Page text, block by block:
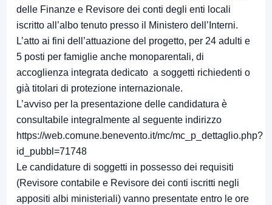
delle Finanze e Revisore dei conti degli enti locali
iscritto all’albo tenuto presso il Ministero dell’Interni.
L’atto ai fini dell’attuazione del progetto, per 24 adulti e
5 posti per famiglie anche monoparentali, di
accoglienza integrata dedicato a soggetti richiedenti o
già titolari di protezione internazionale.
L’avviso per la presentazione delle candidatura è
consultabile integralmente al seguente indirizzo
https://web.comune.benevento.it/mc/mc_p_dettaglio.php?
id_pubbl=71748
Le candidature di soggetti in possesso dei requisiti
(Revisore contabile e Revisore dei conti iscritti negli
appositi albi ministeriali) vanno presentate entro le ore